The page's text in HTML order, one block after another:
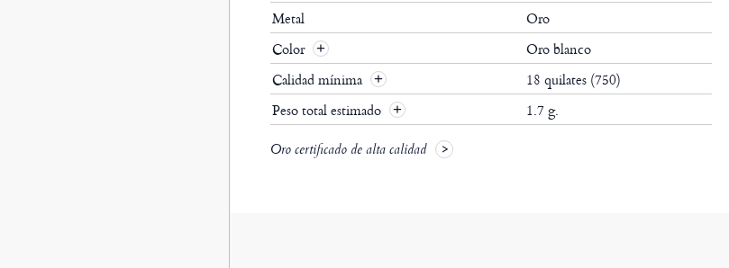
Metal
Oro
Color
Oro blanco
Calidad mínima
18 quilates (750)
Peso total estimado
1.7 g.
Oro certificado de alta calidad